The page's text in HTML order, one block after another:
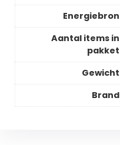
Energiebron
Aantal items in
pakket
Gewicht
Brand